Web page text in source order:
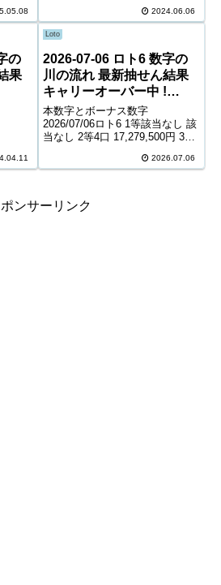
円
178,100口 1,000円 キャリーオー
バー ...
2024.06.06
の
果
オー
Loto
2026-07-06 ロト6 数字の
川の流れ 最新抽せん結果
キャリーオーバー中 !
230,386,799円
本数字とボーナス数字
2026/07/06ロト6 1等該当なし 該
当なし 2等4口 17,279,500円 3等
6,900円 5等181,867口 1,000円
2026.07.06
ンサーリンク